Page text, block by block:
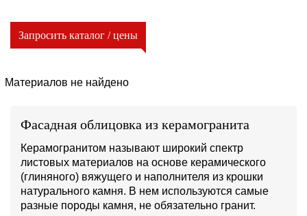
Запросить каталог / цены
Материалов не найдено
Фасадная облицовка из керамогранита
Керамогранитом называют широкий спектр
листовых материалов на основе керамического
(глиняного) вяжущего и наполнителя из крошки
натурального камня. В нем используются самые
разные породы камня, не обязательно гранит.